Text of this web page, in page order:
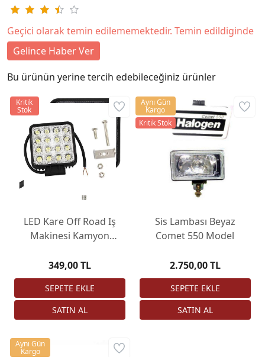
Geçici olarak temin edilememektedir. Temin edildiginde
Gelince Haber Ver
Bu ürünün yerine tercih edebileceğiniz ürünler
LED Kare Off Road Iş
Makinesi Kamyon
Çalışma ve Sis Lambası
16 LED 48 W
349,00 TL
Kritik
Stok
Sis Lambası Beyaz
Comet 550 Model
2.750,00 TL
Aynı Gün
Kargo
Kritik Stok
Aynı Gün
Kargo